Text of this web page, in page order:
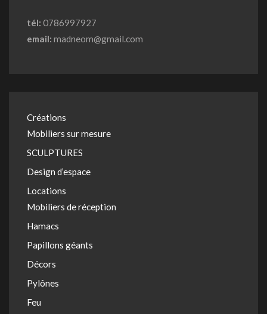
tél: 0786997927
email: madneom@gmail.com
Créations
Mobiliers sur mesure
SCULPTURES
Design d’espace
Locations
Mobiliers de réception
Hamacs
Papillons géants
Décors
Pylônes
Feu